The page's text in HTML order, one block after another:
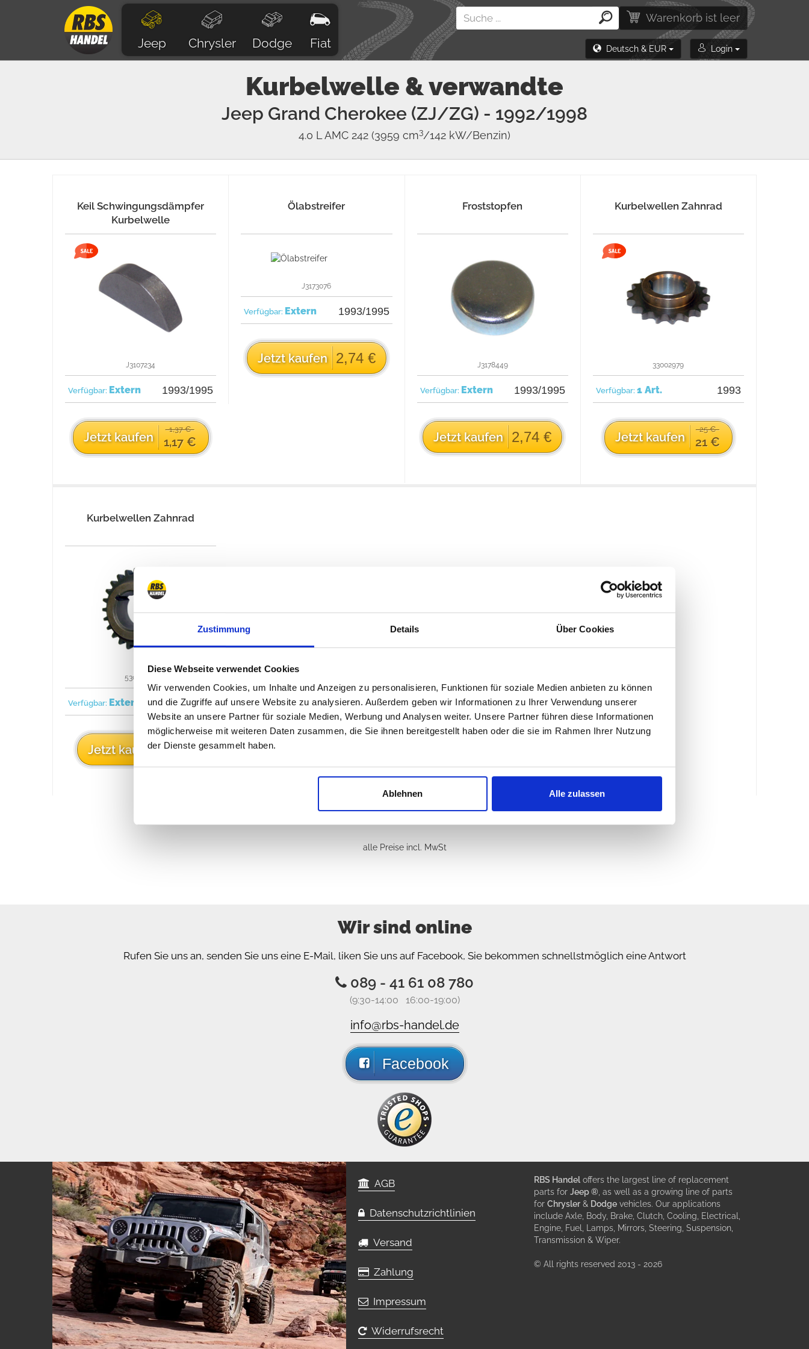
Zustimmung Details Über Cookies
Diese Webseite verwendet Cookies
Wir verwenden Cookies, um Inhalte und Anzeigen zu personalisieren, Funktionen für soziale Medien anbieten zu können
und die Zugriffe auf unsere Website zu analysieren. Außerdem geben wir Informationen zu Ihrer Verwendung unserer
Website an unsere Partner für soziale Medien, Werbung und Analysen weiter. Unsere Partner führen diese Informationen
möglicherweise mit weiteren Daten zusammen, die Sie ihnen bereitgestellt haben oder die sie im Rahmen Ihrer Nutzung
der Dienste gesammelt haben.
Ablehnen Alle zulassen
Jeep Chrysler Dodge Fiat
Warenkorb ist leer
Deutsch & EUR Login
Kurbelwelle & verwandte
Jeep Grand Cherokee (ZJ/ZG) - 1992/1998
4.0 L AMC 242 (3959 cm3/142 kW/Benzin)
Keil Schwingungsdämpfer
Kurbelwelle
J3107234
Verfügbar: Extern 1993/1995
Jetzt kaufen
1,37 €
1,17 €
Ölabstreifer
J3173076
Verfügbar: Extern 1993/1995
Jetzt kaufen 2,74 €
Froststopfen
J3178449
Verfügbar: Extern 1993/1995
Jetzt kaufen 2,74 €
Kurbelwellen Zahnrad
33002979
Verfügbar: 1 Art. 1993
Jetzt kaufen
25 €
21 €
Kurbelwellen Zahnrad
53020443
Verfügbar: Extern 1993/1995
Jetzt kaufen 29 €
alle Preise incl. MwSt
Wir sind online
Rufen Sie uns an, senden Sie uns eine E-Mail, liken Sie uns auf Facebook, Sie bekommen schnellstmöglich eine Antwort
089 - 41 61 08 780
(9:30-14:00 16:00-19:00)
info@rbs-handel.de
Facebook
AGB
Datenschutzrichtlinien
Versand
Zahlung
Impressum
Widerrufsrecht
RBS Handel offers the largest line of replacement
parts for Jeep ® , as well as a growing line of parts
for Chrysler & Dodge vehicles. Our applications
include Axle, Body, Brake, Clutch, Cooling, Electrical,
Engine, Fuel, Lamps, Mirrors, Steering, Suspension,
Transmission & Wiper.
© All rights reserved 2013 - 2026